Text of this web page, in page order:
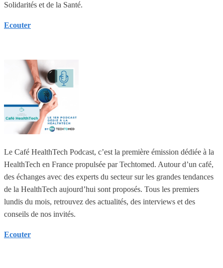
Solidarités et de la Santé.
Ecouter
Le Café HealthTech Podcast, c’est la première émission dédiée à la
HealthTech en France propulsée par Techtomed. Autour d’un café,
des échanges avec des experts du secteur sur les grandes tendances
de la HealthTech aujourd’hui sont proposés. Tous les premiers
lundis du mois, retrouvez des actualités, des interviews et des
conseils de nos invités.
Ecouter